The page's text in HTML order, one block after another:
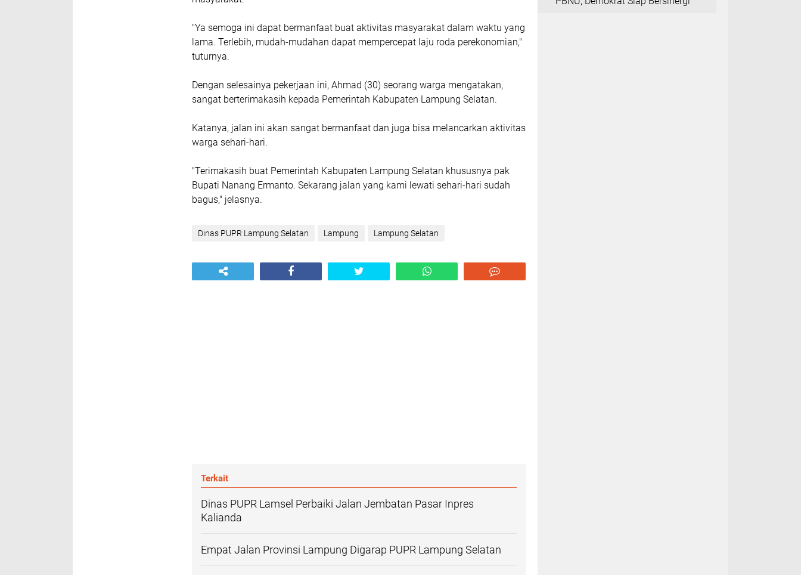
"Ya semoga ini dapat bermanfaat buat aktivitas masyarakat dalam waktu yang
lama. Terlebih, mudah-mudahan dapat mempercepat laju roda perekonomian,"
tuturnya.
Dengan selesainya pekerjaan ini, Ahmad (30) seorang warga mengatakan,
sangat berterimakasih kepada Pemerintah Kabupaten Lampung Selatan.
Katanya, jalan ini akan sangat bermanfaat dan juga bisa melancarkan aktivitas
warga sehari-hari.
"Terimakasih buat Pemerintah Kabupaten Lampung Selatan khususnya pak
Bupati Nanang Ermanto. Sekarang jalan yang kami lewati sehari-hari sudah
bagus," jelasnya.
Dinas PUPR Lampung Selatan Lampung Lampung Selatan
Terkait
Dinas PUPR Lamsel Perbaiki Jalan Jembatan Pasar Inpres
Kalianda
Empat Jalan Provinsi Lampung Digarap PUPR Lampung Selatan